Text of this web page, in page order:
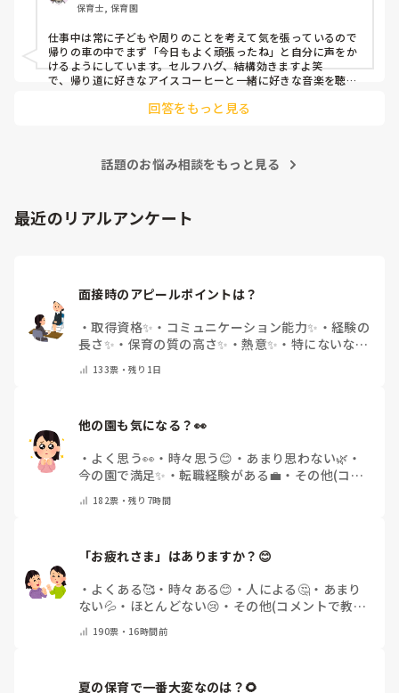
保育士, 保育園
仕事中は常に子どもや周りのことを考えて気を張っているので
帰りの車の中でまず「今日もよく頑張ったね」と自分に声をか
けるようにしています。セルフハグ、結構効きますよ笑
で、帰り道に好きなアイスコーヒーと一緒に好きな音楽を聴き
家でもやる事満載(家事)なのでいいのか悪いのか分かりません
回答をもっと見る
話題のお悩み相談をもっと見る
最近のリアルアンケート
面接時のアピールポイントは？
・取得資格✨ ・ コミュニケーション能力✨ ・ 経験の
長さ✨ ・ 保育の質の高さ✨ ・熱意✨ ・ 特にないな・
133票・残り1日
他の園も気になる？👀
・ よく思う👀 ・ 時々思う😊 ・ あまり思わない🌿 ・
今の園で満足✨ ・転職経験がある💼 ・ その他(コメ
182票・残り7時間
「お疲れさま」はありますか？😊
・ よくある🥰 ・ 時々ある😊 ・ 人による🤔 ・ あまり
ない💦 ・ ほとんどない😢 ・ その他(コメントで教え
190票・ 16時間前
夏の保育で一番大変なのは？🌻